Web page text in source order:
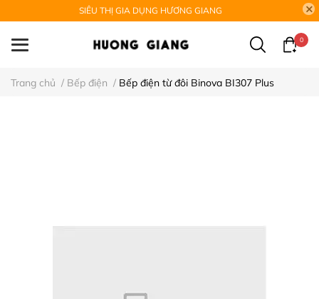
SIÊU THỊ GIA DỤNG HƯƠNG GIANG
0
Trang chủ / Bếp điện / Bếp điện từ đôi Binova BI307 Plus